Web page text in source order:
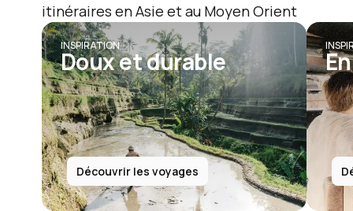
itinéraires en Asie et au Moyen Orient
INSPIRATION
Doux et durable
Découvrir les voyages